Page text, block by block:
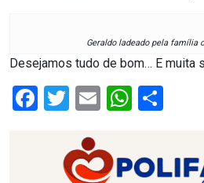
ASSEMBLEIA
DO
ASSEMBLEIA
Geraldo ladeado pela família
Desejamos tudo de bom… E muita
Facebook
Twitter
Email